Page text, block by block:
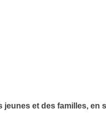
et des familles, en